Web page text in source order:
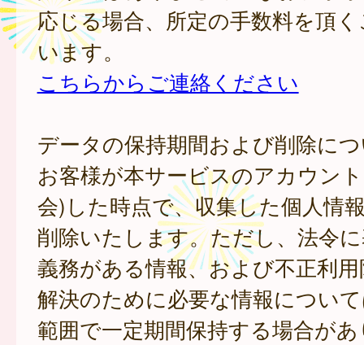
応じる場合、所定の手数料を頂
います。
こちらからご連絡ください
データの保持期間および削除に
お客様が本サービスのアカウン
会)した時点で、収集した個人情
削除いたします。ただし、法令
義務がある情報、および不正利
解決のために必要な情報につい
範囲で一定期間保持する場合が